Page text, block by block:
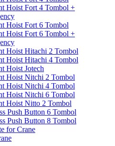
Hoist Fort 4 Tombol +
Hoist Fort 6 Tombol
Hoist Fort 6 Tombol +
Hoist Hitachi 2 Tombol
Hoist Hitachi 4 Tombol
Hoist Jotech
Hoist Nitchi 2 Tombol
Hoist Nitchi 4 Tombol
Hoist Nitchi 6 Tombol
Hoist Nitto 2 Tombol
Push Button 6 Tombol
Push Button 8 Tombol
for Crane